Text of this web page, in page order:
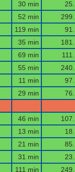
30 min 25.
52 min 299.
119 min 91.
35 min 181.
69 min 111.
55 min 240.
11 min 97.
29 min 76.
46 min 107.
13 min 18.
21 min 85.
31 min 23.
111 min 249.